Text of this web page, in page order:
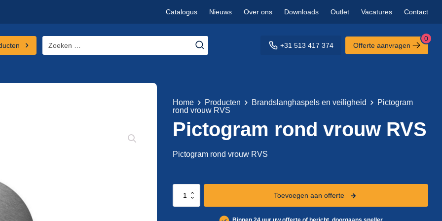
Catalogus Nieuws Over ons Downloads Outlet Vacatures Contact
naar:
+31 513 417 374 Offerte aanvragen
0
Home Producten Brandslanghaspels en veiligheid
Pictogram
rond vrouw RVS
Pictogram rond vrouw RVS
Pictogram rond vrouw RVS
Pictogram
Toevoegen aan offerte